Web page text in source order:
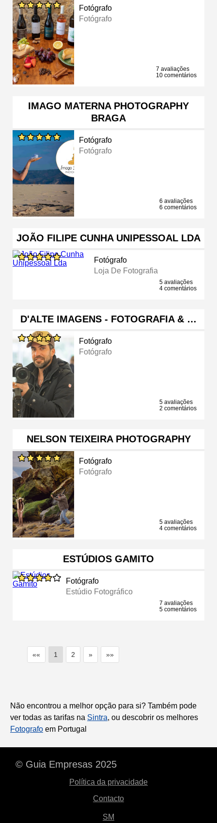
Fotógrafo
Fotógrafo
7 avaliações
10 comentários
IMAGO MATERNA PHOTOGRAPHY
BRAGA
Fotógrafo
Fotógrafo
6 avaliações
6 comentários
JOÃO FILIPE CUNHA UNIPESSOAL LDA
Fotógrafo
Loja De Fotografia
5 avaliações
4 comentários
D'ALTE IMAGENS - FOTOGRAFIA & …
Fotógrafo
Fotógrafo
5 avaliações
2 comentários
NELSON TEIXEIRA PHOTOGRAPHY
Fotógrafo
Fotógrafo
5 avaliações
4 comentários
ESTÚDIOS GAMITO
Fotógrafo
Estúdio Fotográfico
7 avaliações
5 comentários
«« 1 2 » »»
Não encontrou a melhor opção para si? Também pode
ver todas as tarifas na Sintra, ou descobrir os melhores
Fotografo em Portugal
© Guia Empresas 2025
Política da privacidade
Contacto
SM